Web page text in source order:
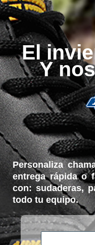
El
Y
Personaliza
entrega rápida o
con: sudaderas,
todo tu equipo.